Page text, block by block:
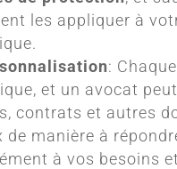
les appliquer à
:
et un avocat
contrats et autres
de manière à
à vos besoins